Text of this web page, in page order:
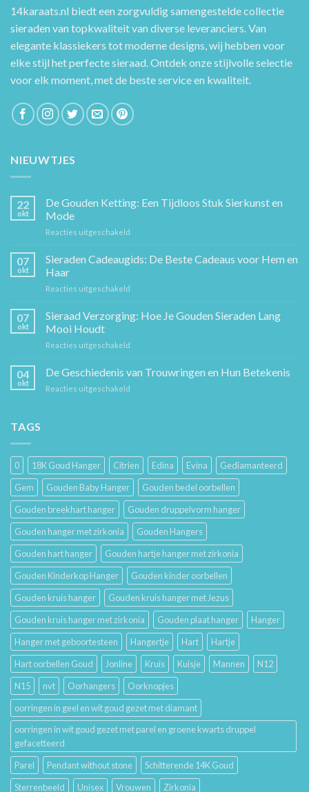
14karaats.nl biedt een zorgvuldig samengestelde collectie
sieraden van topkwaliteit van diverse leveranciers. Van
elegante klassiekers tot moderne designs, wij hebben voor
elke stijl het perfecte sieraad. Ontdek onze stijlvolle selectie
voor elk moment, met de beste service en kwaliteit.
NIEUWTJES
22
okt
De Gouden Ketting: Een Tijdloos Stuk Sierkunst en
Mode
Reacties uitgeschakeld
Gouden
Ketting:
Sierkunst
en
07
okt
Sieraden Cadeaugids: De Beste Cadeaus voor Hem en
Haar
Reacties uitgeschakeld
Cadeaugids:
De
Hem
07
okt
Sieraad Verzorging: Hoe Je Gouden Sieraden Lang
Mooi Houdt
Reacties uitgeschakeld
Verzorging:
Hoe
04
okt
De Geschiedenis van Trouwringen en Hun Betekenis
Reacties uitgeschakeld
Hun
Betekenis
TAGS
0 18K Goud Hanger Citrien Edina Evina
Gediamanteerd
Gem
Gouden Baby Hanger
Gouden bedel oorbellen
Gouden breekhart hanger
Gouden druppelvorm hanger
Gouden hanger met zirkonia
Gouden Hangers
Gouden hart hanger
Gouden hartje hanger met zirkonia
Gouden Kinderkop Hanger
Gouden kinder oorbellen
Gouden kruis hanger
Gouden kruis hanger met Jezus
Gouden kruis hanger met zirkonia
Gouden plaat hanger
Hanger
Hanger met geboortesteen
Hangertje Hart
Hartje
Hart oorbellen Goud
Jonline Kruis Kuisje Mannen
N12
N15
nvt Oorhangers
Oorknopjes
oorringen in geel en wit goud gezet met diamant
oorringen in wit goud gezet met parel en groene kwarts druppel
gefacetteerd
Parel
Pendant without stone
Schitterende 14K Goud
Sterrenbeeld
Unisex Vrouwen Zirkonia